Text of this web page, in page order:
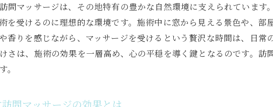
訪問マッサージの利便性を活かした癒し
時間を有効活用する訪問マッサージの魅力
自宅訪問でリラックスする訪問マッサー
訪問マッサージが現代人のストレスを和
問マッサージは、その地特有の豊かな自然環境に支えられています
を受けるのに理想的な環境です。施術中に窓から見える景色や、
香りを感じながら、マッサージを受けるという贅沢な時間は、日常
さは、施術の効果を一層高め、心の平穏を導く鍵となるのです。